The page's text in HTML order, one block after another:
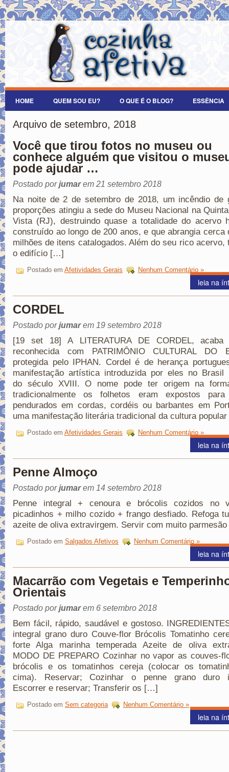
HOME QUEM SOU EU? O QUE É O BLOG? ESSÊNCIA
Arquivo de setembro, 2018
Você que tirou fotos no museu ou
conhece alguém que visitou o
pode ajudar …
Postado porjumarem 21 setembro 2018
Na noite de 2 de setembro de 2018, um incêndio de
proporções atingiu a sede do Museu Nacional na
Vista (RJ), destruindo quase a totalidade do acervo
construído ao longo de 200 anos, e que abrangia cerca
milhões de itens catalogados. Além do seu rico acervo,
o edifício […]
Postado em Afetividades Gerais Nenhum Comentário »
leia na
CORDEL
Postado porjumarem 19 setembro 2018
[19 set 18] A LITERATURA DE CORDEL,
reconhecida com PATRIMÔNIO CULTURAL DO
protegida pelo IPHAN. Cordel é de herança
manifestação artística introduzida por eles no Brasil
do século XVIII. O nome pode ter origem na
tradicionalmente os folhetos eram expostos para
pendurados em cordas, cordéis ou barbantes em
uma manifestação literária tradicional da cultura
Postado em Afetividades Gerais Nenhum Comentário »
leia na
Penne Almoço
Postado porjumarem 14 setembro 2018
Penne integral + cenoura e brócolis cozidos no
picadinhos + milho cozido + frango desfiado. Refoga
azeite de oliva extravirgem. Servir com muito parmesão
Postado em Salgados Afetivos Nenhum Comentário »
leia na
Macarrão com Vegetais e
Orientais
Postado porjumarem 6 setembro 2018
Bem fácil, rápido, saudável e gostoso.
integral grano duro Couve-flor Brócolis Tomatinho
forte Alga marinha temperada Azeite de oliva
MODO DE PREPARO Cozinhar no vapor as couves-
brócolis e os tomatinhos cereja (colocar os
cima). Reservar; Cozinhar o penne grano duro
Escorrer e reservar; Transferir os […]
Postado em Sem categoria Nenhum Comentário »
leia na